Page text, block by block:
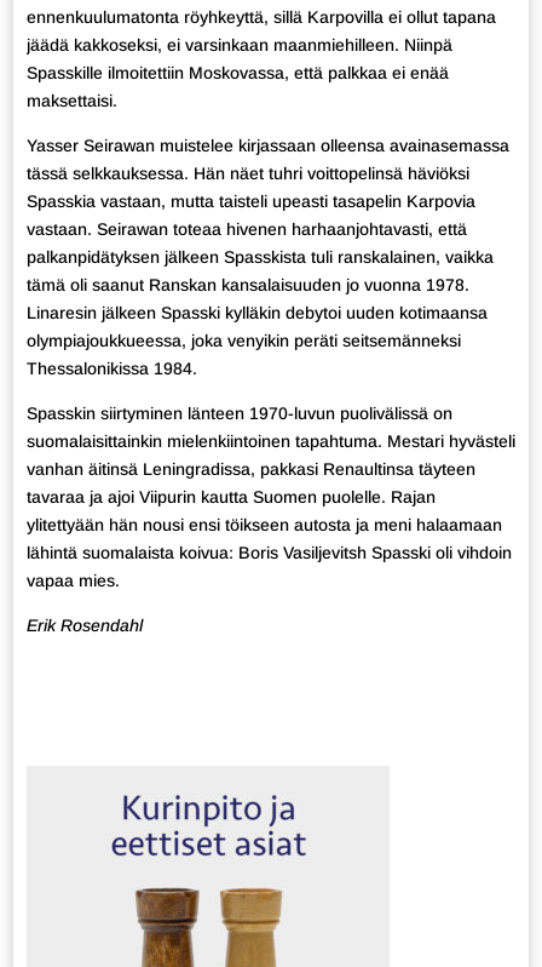
ennenkuulumatonta röyhkeyttä, sillä Karpovilla ei ollut tapana
jäädä kakkoseksi, ei varsinkaan maanmiehilleen. Niinpä
Spasskille ilmoitettiin Moskovassa, että palkkaa ei enää
maksettaisi.
Yasser Seirawan muistelee kirjassaan olleensa avainasemassa
tässä selkkauksessa. Hän näet tuhri voittopelinsä häviöksi
Spasskia vastaan, mutta taisteli upeasti tasapelin Karpovia
vastaan. Seirawan toteaa hivenen harhaanjohtavasti, että
palkanpidätyksen jälkeen Spasskista tuli ranskalainen, vaikka
tämä oli saanut Ranskan kansalaisuuden jo vuonna 1978.
Linaresin jälkeen Spasski kylläkin debytoi uuden kotimaansa
olympiajoukkueessa, joka venyikin peräti seitsemänneksi
Thessalonikissa 1984.
Spasskin siirtyminen länteen 1970-luvun puolivälissä on
suomalaisittainkin mielenkiintoinen tapahtuma. Mestari hyvästeli
vanhan äitinsä Leningradissa, pakkasi Renaultinsa täyteen
tavaraa ja ajoi Viipurin kautta Suomen puolelle. Rajan
ylitettyään hän nousi ensi töikseen autosta ja meni halaamaan
lähintä suomalaista koivua: Boris Vasiljevitsh Spasski oli vihdoin
vapaa mies.
Erik Rosendahl